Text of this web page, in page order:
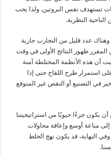
تستهدف نفس البروتين. ولذا يجب
النظرية.
عدد قليل من التجارب جارية
المقرر ظهور النتائج الأولى في وقت
(مايو 2021). وإذا ثبت أن هذه الأنظمة المختلطة آمنة
استمرار طرح اللقاح حتى إذا
في التصنيع أو النقص غير المتوقع
يكون جزءًا حيويًا من استراتيجيتنا
مناعة أوسع وإعاقة محاولات
النهاية، قد يكون نهج الخلط